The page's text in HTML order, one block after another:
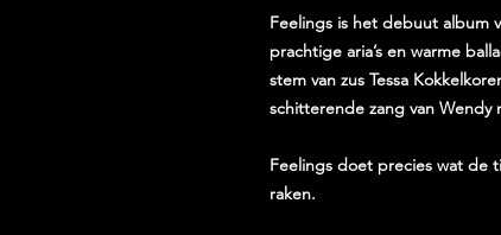
Feelings is het debuut album
prachtige aria’s en warme
stem van zus Tessa
schitterende zang van Wendy
Feelings doet precies wat de
raken.